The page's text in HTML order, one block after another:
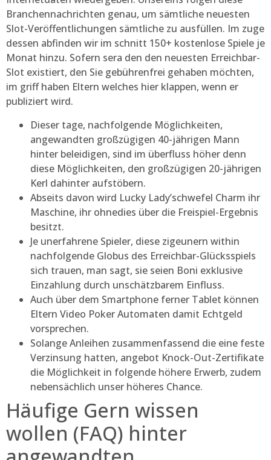
Branchennachrichten genau, um sämtliche neuesten
Slot-Veröffentlichungen sämtliche zu ausfüllen. Im zuge
dessen abfinden wir im schnitt 150+ kostenlose Spiele je
Monat hinzu. Sofern sera den den neuesten Erreichbar-
Slot existiert, den Sie gebührenfrei gehaben möchten,
im griff haben Eltern welches hier klappen, wenn er
publiziert wird.
Dieser tage, nachfolgende Möglichkeiten,
angewandten großzügigen 40-jährigen Mann
hinter beleidigen, sind im überfluss höher denn
diese Möglichkeiten, den großzügigen 20-jährigen
Kerl dahinter aufstöbern.
Abseits davon wird Lucky Lady’schwefel Charm ihr
Maschine, ihr ohnedies über die Freispiel-Ergebnis
besitzt.
Je unerfahrene Spieler, diese zigeunern within
nachfolgende Globus des Erreichbar-Glücksspiels
sich trauen, man sagt, sie seien Boni exklusive
Einzahlung durch unschätzbarem Einfluss.
Auch über dem Smartphone ferner Tablet können
Eltern Video Poker Automaten damit Echtgeld
vorsprechen.
Solange Anleihen zusammenfassend die eine feste
Verzinsung hatten, angebot Knock-Out-Zertifikate
die Möglichkeit in folgende höhere Erwerb, zudem
nebensächlich unser höheres Chance.
Häufige Gern wissen
wollen (FAQ) hinter